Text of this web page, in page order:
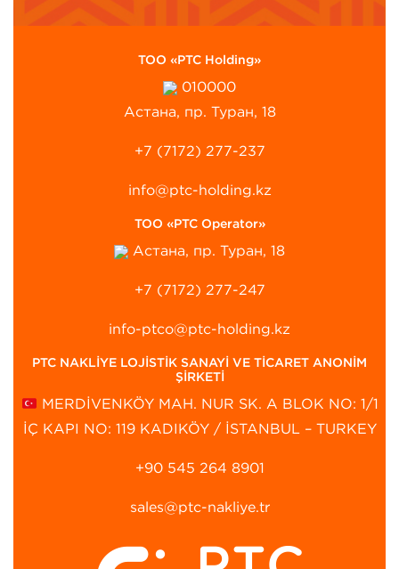
ТОО «PTC Holding»
010000
Астана, пр. Туран, 18
+7 (7172) 277-237
info@ptc-holding.kz
ТОО «PTC Operator»
Астана, пр. Туран, 18
+7 (7172) 277-247
info-ptco@ptc-holding.kz
PTC NAKLİYE LOJİSTİK SANAYİ VE TİCARET ANONİM
ŞİRKETİ
MERDİVENKÖY MAH. NUR SK. A BLOK NO: 1/1
İÇ KAPI NO: 119 KADIKÖY / İSTANBUL – TURKEY
+90 545 264 8901‬
sales@ptc-nakliye.tr